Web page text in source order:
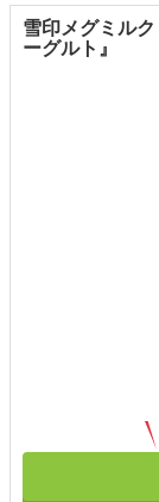
雪印メグミル
ーグルト』